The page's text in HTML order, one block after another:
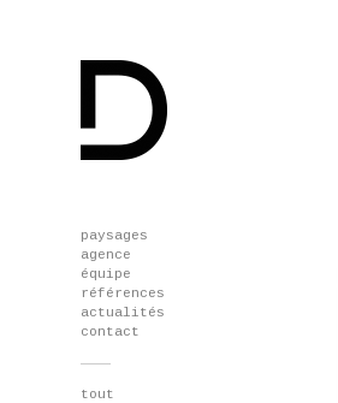
Skip
to
content
paysages
agence
équipe
références
actualités
contact
tout